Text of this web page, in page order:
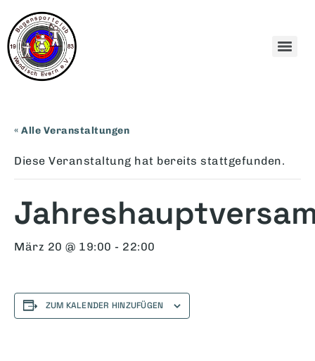
« Alle Veranstaltungen
Diese Veranstaltung hat bereits stattgefunden.
März 20 @ 19:00 - 22:00
ZUM KALENDER HINZUFÜGEN